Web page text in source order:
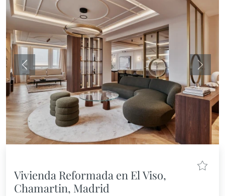
Anterior
Vivienda Reformada en El Viso,
Chamartin, Madrid